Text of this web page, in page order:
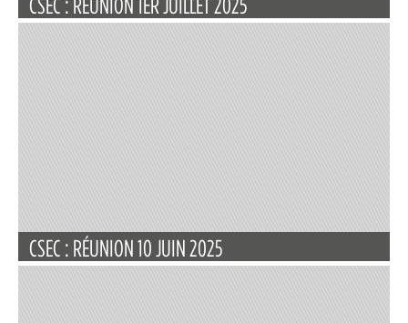
CSEC : RÉUNION 1ER JUILLET 2025
CSEC : RÉUNION 10 JUIN 2025